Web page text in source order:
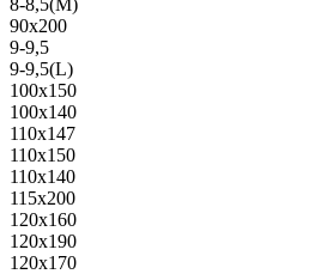
90х200
9-9,5
9-9,5(L)
100х150
100х140
110х147
110х150
110х140
115х200
120х160
120х190
120х170